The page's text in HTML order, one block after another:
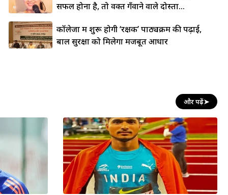
सफल होना है, तो वक्त गँवाने वाले दोस्तों...
कॉलेजों में शुरू होगी ‘रक्षक’ पाठ्यक्रम की पढ़ाई,
बाल सुरक्षा को मिलेगा मजबूत आधार
और पढ़ें➤